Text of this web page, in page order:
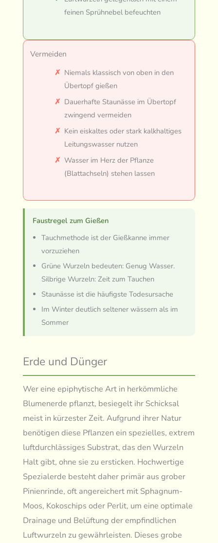
feinen Sprühnebel befeuchten
Vermeiden
Niemals klassisch von oben in den
Übertopf gießen
Dauerhafte Staunässe im Übertopf
zwingend vermeiden
Kein eiskaltes oder stark kalkhaltiges
Leitungswasser nutzen
Wasser im Herz der Pflanze
(Blattachseln) stehen lassen
Faustregel zum Gießen
Tauchmethode ist der Gießkanne immer
vorzuziehen
Grüne Wurzeln bedeuten: Genug Wasser.
Silbrige Wurzeln: Zeit zum Tauchen
Staunässe ist die häufigste Todesursache
Im Winter deutlich seltener wässern als im
Sommer
Erde und Dünger
Wer eine epiphytische Art in herkömmliche
Blumenerde pflanzt, besiegelt ihr Schicksal
meist in kürzester Zeit. Aufgrund ihrer Natur
benötigen diese Pflanzen ein spezielles, extrem
luftdurchlässiges Substrat, das den Wurzeln
Halt gibt, ohne sie zu ersticken. Hochwertige
Spezialerde besteht daher primär aus grober
Pinienrinde, oft angereichert mit Sphagnum-
Moos, Kokoschips oder Perlit, um eine optimale
Drainage und Belüftung der empfindlichen
Luftwurzeln zu gewährleisten. Dieses grobe